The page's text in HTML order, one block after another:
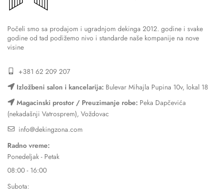
Počeli smo sa prodajom i ugradnjom dekinga 2012. godine i svake
godine od tad podižemo nivo i standarde naše kompanije na nove
visine
+381 62 209 207
Izložbeni salon i kancelarija: Bulevar Mihajla Pupina 10v, lokal 18
Magacinski prostor / Preuzimanje robe: Peka Dapčevića
(nekadašnji Vatrosprem), Voždovac
info@dekingzona.com
Radno vreme:
Ponedeljak - Petak
08:00 - 16:00
Subota: